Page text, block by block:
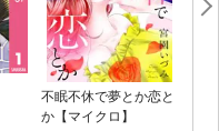
不眠不休で夢とか恋と
か【マイクロ】